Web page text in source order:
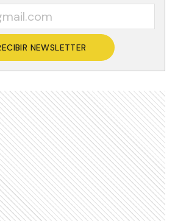
NEWSLETTER